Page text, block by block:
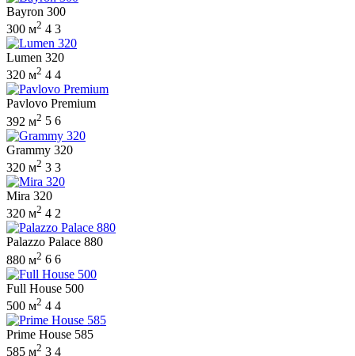
Bayron 300
300 м2 4 3
Lumen 320
320 м2 4 4
Pavlovo Premium
392 м2 5 6
Grammy 320
320 м2 3 3
Mira 320
320 м2 4 2
Palazzo Palace 880
880 м2 6 6
Full House 500
500 м2 4 4
Prime House 585
585 м2 3 4